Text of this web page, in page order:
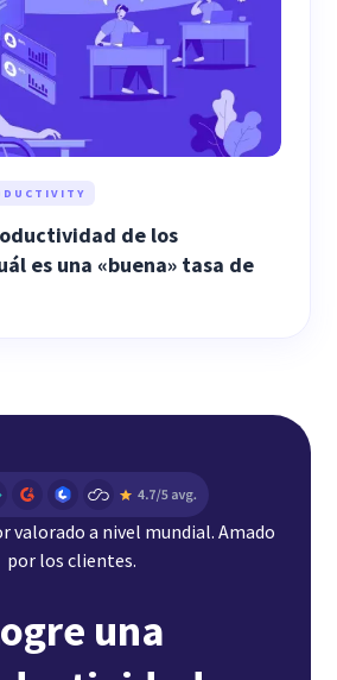
de los
es una «buena» tasa de
valorado a nivel mundial. Amado
por los clientes.
una